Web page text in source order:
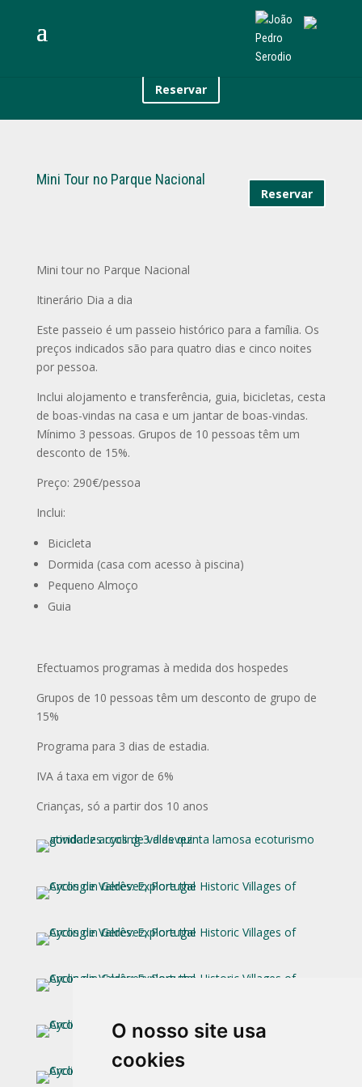
O nosso site usa
cookies
Reservar
Mini Tour no Parque Nacional
Reservar
Mini tour no Parque Nacional
Itinerário Dia a dia
Este passeio é um passeio histórico para a família. Os
preços indicados são para quatro dias e cinco noites
por pessoa.
Inclui alojamento e transferência, guia, bicicletas, cesta
de boas-vindas na casa e um jantar de boas-vindas.
Mínimo 3 pessoas. Grupos de 10 pessoas têm um
desconto de 15%.
Preço: 290€/pessoa
Inclui:
Bicicleta
Dormida (casa com acesso à piscina)
Pequeno Almoço
Guia
Efectuamos programas à medida dos hospedes
Grupos de 10 pessoas têm um desconto de grupo de
15%
Programa para 3 dias de estadia.
IVA á taxa em vigor de 6%
Crianças, só a partir dos 10 anos